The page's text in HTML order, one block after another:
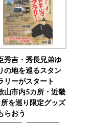
秀吉・秀長兄弟ゆ
の地を巡るスタン
リーがスタート
山市内5カ所・近畿
を巡り限定グッズ
らおう